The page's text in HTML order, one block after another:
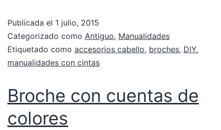
Publicada el 1 julio, 2015
Categorizado como Antiguo, Manualidades
Etiquetado como accesorios cabello, broches, DIY,
manualidades con cintas
Broche con cuentas de
colores